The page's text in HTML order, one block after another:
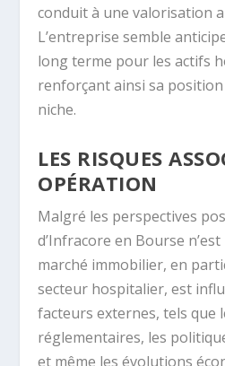
conduit à une valorisation
L’entreprise semble
long terme pour les actifs
renforçant ainsi sa
niche.
LES RISQUES
OPÉRATION
Malgré les perspectives
d’Infracore en Bourse
marché immobilier, en
secteur hospitalier, est
facteurs externes, tels que
réglementaires, les
et même les évolutions